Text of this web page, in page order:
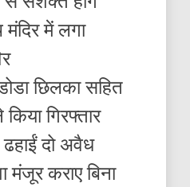
में लगा
छिलका सहित
गिरफ्तार
ढहाईं दो अवैध
कराए बिना